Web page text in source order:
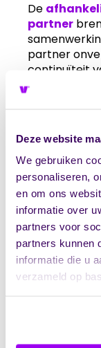
Deze website
We gebruiken
personaliseren,
en om ons
informatie over
partners voor
partners kunnen
informatie die u
verzameld op
De
partner
partner
continuïteit
bedreigen.
Privacy en
extra
deel je deze
wat vraagt
naleving van
aanwezig